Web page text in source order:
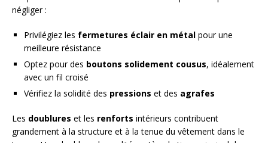
négliger :
Privilégiez les fermetures éclair en métal pour une
meilleure résistance
Optez pour des boutons solidement cousus, idéalement
avec un fil croisé
Vérifiez la solidité des pressions et des agrafes
Les doublures et les renforts intérieurs contribuent
grandement à la structure et à la tenue du vêtement dans le